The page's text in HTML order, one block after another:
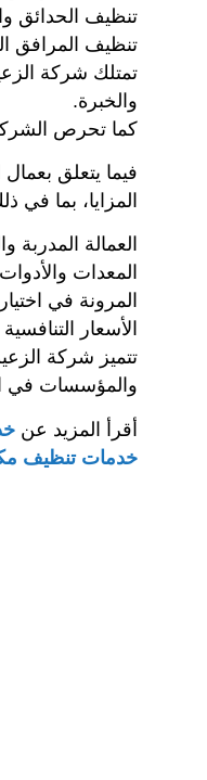
تنظيف الحدائق
تنظيف المرافق
تمتلك شركة
والخبرة.
كما تحرص
فيما يتعلق
المزايا، بما في
العمالة المدربة
المعدات
المرونة في
الأسعار التنافسية
تتميز شركة
والمؤسسات في
أقرأ المزيد عن
خدمات تنظيف